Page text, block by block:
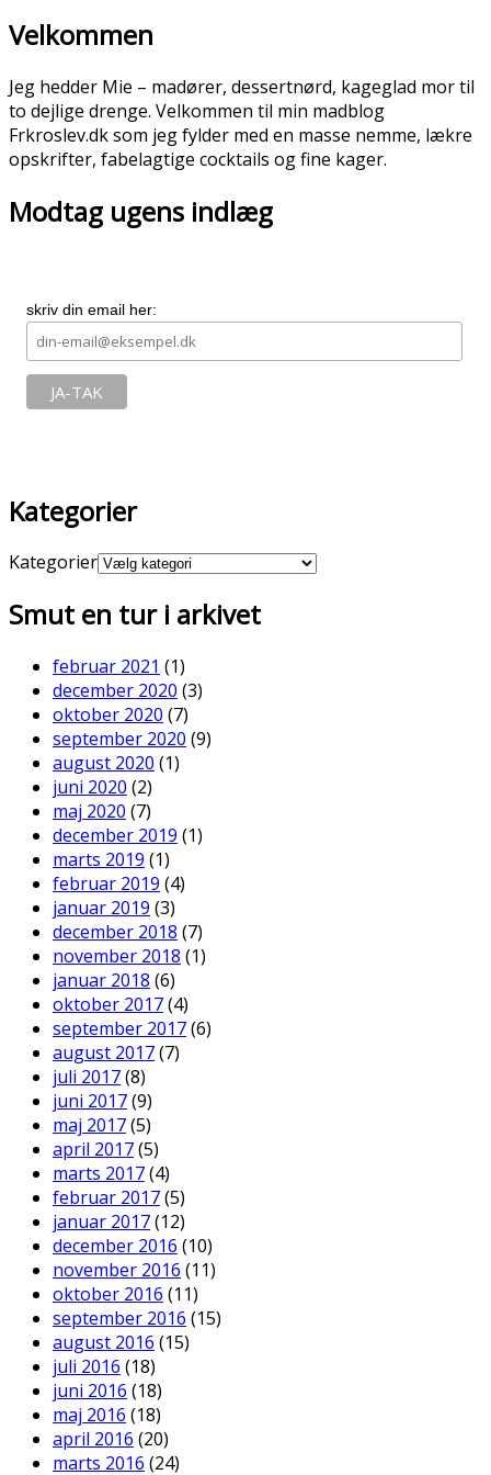
Velkommen
Jeg hedder Mie – madører, dessertnørd, kageglad mor til
to dejlige drenge. Velkommen til min madblog
Frkroslev.dk som jeg fylder med en masse nemme, lækre
opskrifter, fabelagtige cocktails og fine kager.
Modtag ugens indlæg
skriv din email her:
Kategorier
Kategorier
Smut en tur i arkivet
februar 2021 (1)
december 2020 (3)
oktober 2020 (7)
september 2020 (9)
august 2020 (1)
juni 2020 (2)
maj 2020 (7)
december 2019 (1)
marts 2019 (1)
februar 2019 (4)
januar 2019 (3)
december 2018 (7)
november 2018 (1)
januar 2018 (6)
oktober 2017(4)
september 2017(6)
august 2017(7)
juli 2017(8)
juni 2017(9)
maj 2017(5)
april 2017(5)
marts 2017(4)
februar 2017(5)
januar 2017(12)
december 2016 (10)
november 2016 (11)
oktober 2016 (11)
september 2016 (15)
august 2016 (15)
juli 2016 (18)
juni 2016 (18)
maj 2016 (18)
april 2016 (20)
marts 2016 (24)